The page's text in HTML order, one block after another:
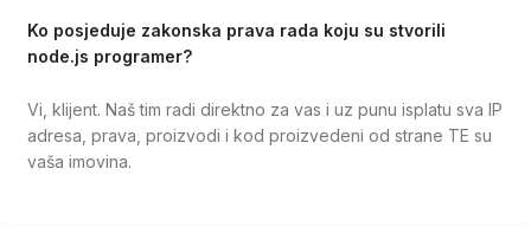
Ko posjeduje zakonska prava rada koju su stvorili
node.js programer?
Vi, klijent. Naš tim radi direktno za vas i uz punu isplatu sva IP
adresa, prava, proizvodi i kod proizvedeni od strane TE su
vaša imovina.